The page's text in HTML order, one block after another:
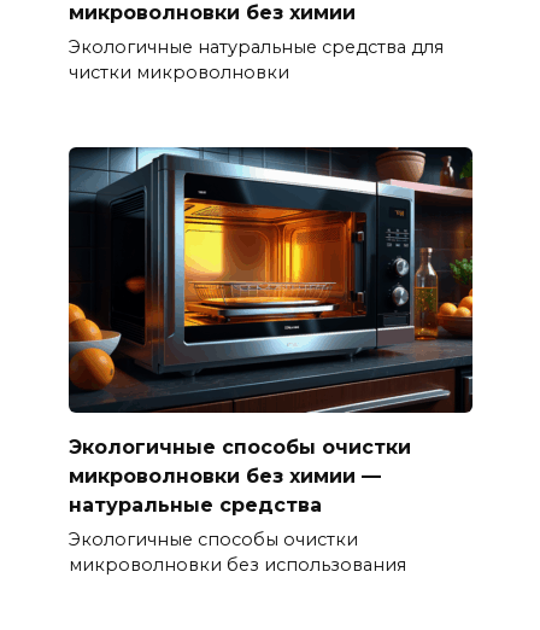
микроволновки без химии
Экологичные натуральные средства для
чистки микроволновки
Экологичные способы очистки
микроволновки без химии —
натуральные средства
Экологичные способы очистки
микроволновки без использования